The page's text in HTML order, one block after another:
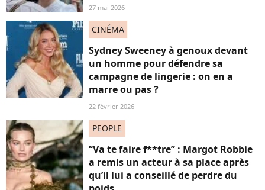
27 mai 2026
CINÉMA
Sydney Sweeney à genoux devant
un homme pour défendre sa
campagne de lingerie : on en a
marre ou pas ?
22 février 2026
PEOPLE
“Va te faire f**tre” : Margot Robbie
a remis un acteur à sa place après
qu’il lui a conseillé de perdre du